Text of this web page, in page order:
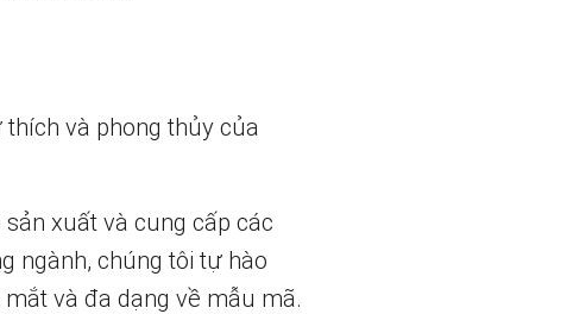
và phong thủy của
xuất và cung cấp các
ngành, chúng tôi tự hào
và đa dạng về mẫu mã.